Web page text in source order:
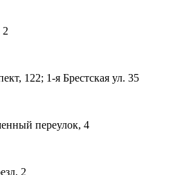
2
122; 1-я Брестская ул. 35
переулок, 4
2